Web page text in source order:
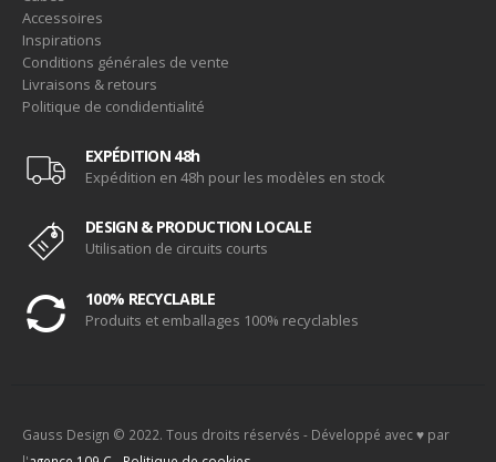
Accessoires
Inspirations
Conditions générales de vente
Livraisons & retours
Politique de condidentialité
EXPÉDITION 48h
Expédition en 48h pour les modèles en stock
DESIGN & PRODUCTION LOCALE
Utilisation de circuits courts
100% RECYCLABLE
Produits et emballages 100% recyclables
Gauss Design © 2022. Tous droits réservés - Développé avec ♥ par